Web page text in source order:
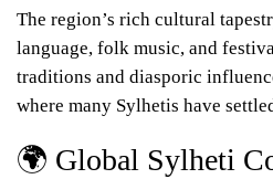
The region’s rich cultural
language, folk music, and
traditions and diasporic
where many Sylhetis have
🌍 Global Sylheti